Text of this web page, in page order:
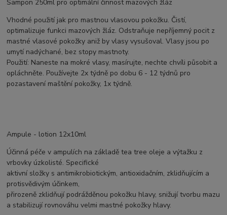
Šampon 250ml pro optimální činnost mazových žláz
Vhodné použití jak pro mastnou vlasovou pokožku. Čistí,
optimalizuje funkci mazových žláz. Odstraňuje nepříjemný pocit z
mastné vlasové pokožky aniž by vlasy vysušoval. Vlasy jsou po
umytí nadýchané, bez stopy mastnoty.
Použití: Naneste na mokré vlasy, masírujte, nechte chvíli působit a
opláchněte. Používejte 2x týdně po dobu 6 - 12 týdnů pro
pozastavení maštění pokožky, 1x týdně.
Ampule - lotion 12x10ml
Účinná péče v ampulích na základě tea tree oleje a výtažku z
vrbovky úzkolisté. Specifické
aktivní složky s antimikrobiotickým, antioxidačním, zklidňujícím a
protisvědivým účinkem,
přirozeně zklidňují podrážděnou pokožku hlavy, snižují tvorbu mazu
a stabilizují rovnováhu velmi mastné pokožky hlavy.